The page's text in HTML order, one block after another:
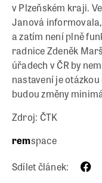
v Plzeňském kraji.
Janová
a zatím není plně
radnice Zdeněk
úřadech v ČR by
nastavení je
budou změny
Zdroj: ČTK
remspace
Sdílet článek: